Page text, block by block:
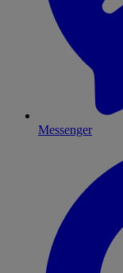
Messenger